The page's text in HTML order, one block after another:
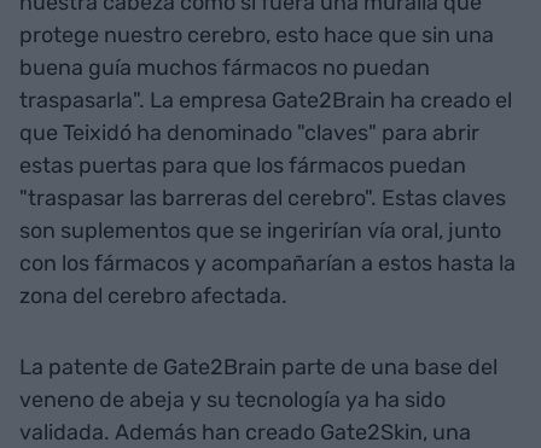
protege nuestro cerebro, esto hace que sin una
buena guía muchos fármacos no puedan
traspasarla". La empresa Gate2Brain ha creado el
que Teixidó ha denominado "claves" para abrir
estas puertas para que los fármacos puedan
"traspasar las barreras del cerebro". Estas claves
son suplementos que se ingerirían vía oral, junto
con los fármacos y acompañarían a estos hasta la
zona del cerebro afectada.
La patente de Gate2Brain parte de una base del
veneno de abeja y su tecnología ya ha sido
validada. Además han creado Gate2Skin, una